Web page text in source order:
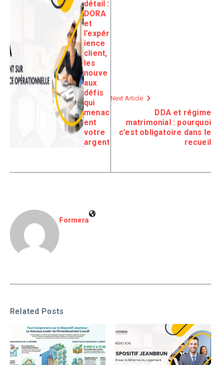
détail :
DORA
et
l’expér
ience
client,
les
nouve
aux
défis
qui
menac
ent
votre
argent
Next Article
DDA et régime
matrimonial : pourquoi
c’est obligatoire dans le
recueil
Formera
Related Posts